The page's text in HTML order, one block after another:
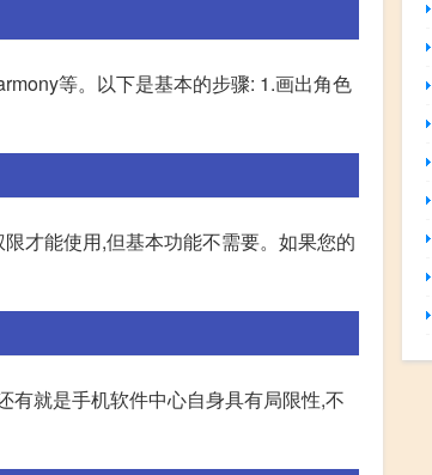
等。以下是基本的步骤: 1.画出角色
才能使用,但基本功能不需要。如果您的
有就是手机软件中心自身具有局限性,不